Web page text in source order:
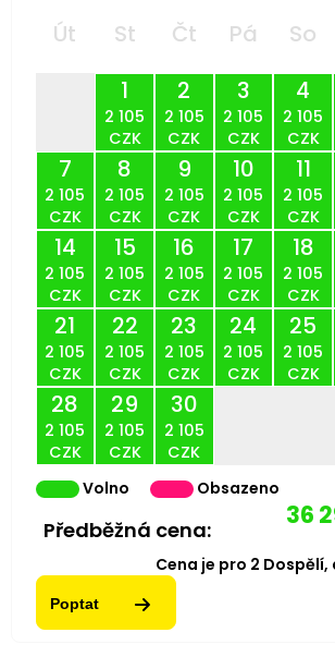
Út St Čt Pá So
1
2 105
CZK
2
2 105
CZK
3
2 105
CZK
4
2 105
CZK
7
2 105
CZK
8
2 105
CZK
9
2 105
CZK
10
2 105
CZK
11
2 105
CZK
14
2 105
CZK
15
2 105
CZK
16
2 105
CZK
17
2 105
CZK
18
2 105
CZK
21
2 105
CZK
22
2 105
CZK
23
2 105
CZK
24
2 105
CZK
25
2 105
CZK
28
2 105
CZK
29
2 105
CZK
30
2 105
CZK
Volno
Obsazeno
Předběžná cena: 36
Cena je pro 2 Dospělí,
Poptat